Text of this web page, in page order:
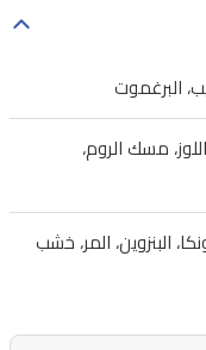
البرغموت
مسك الروم،
البنزوين، المر، خشب